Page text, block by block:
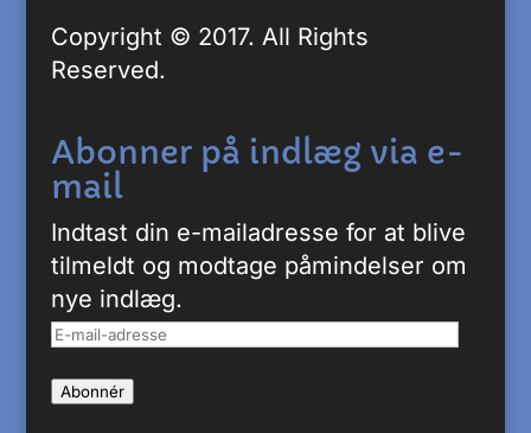
Copyright © 2017. All Rights
Reserved.
Abonner på indlæg via e-
mail
Indtast din e-mailadresse for at blive
tilmeldt og modtage påmindelser om
nye indlæg.
E-
adresse
Abonnér